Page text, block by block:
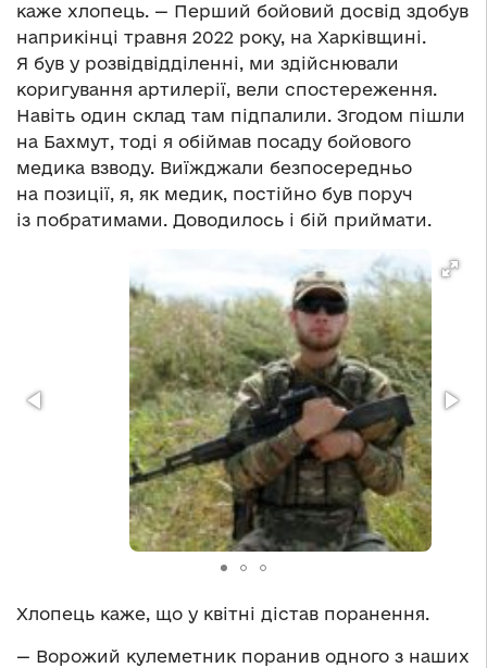
каже хлопець. — Перший бойовий досвід здобув
наприкінці травня 2022 року, на Харківщині.
Я був у розвідвідділенні, ми здійснювали
коригування артилерії, вели спостереження.
Навіть один склад там підпалили. Згодом пішли
на Бахмут, тоді я обіймав посаду бойового
медика взводу. Виїжджали безпосередньо
на позиції, я, як медик, постійно був поруч
із побратимами. Доводилось і бій приймати.
Хлопець каже, що у квітні дістав поранення.
— Ворожий кулеметник поранив одного з наших